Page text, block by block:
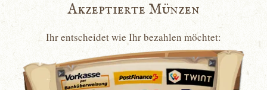
Akzeptierte Münzen
Ihr entscheidet wie Ihr bezahlen möchtet: